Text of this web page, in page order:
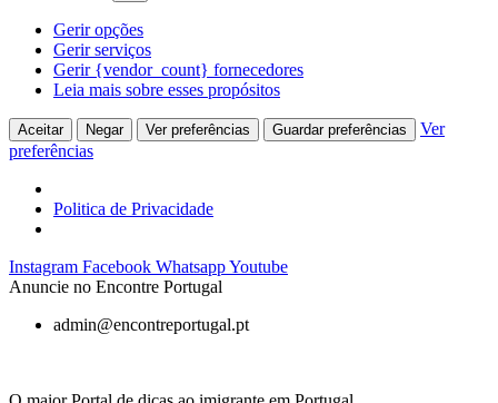
Gerir opções
Gerir serviços
Gerir {vendor_count} fornecedores
Leia mais sobre esses propósitos
Aceitar Negar Ver preferências Guardar preferências
Ver
preferências
Politica de Privacidade
Pular
para
conteúdo
Instagram Facebook WhatsappYoutube
Anuncie no Encontre Portugal
admin@encontreportugal.pt